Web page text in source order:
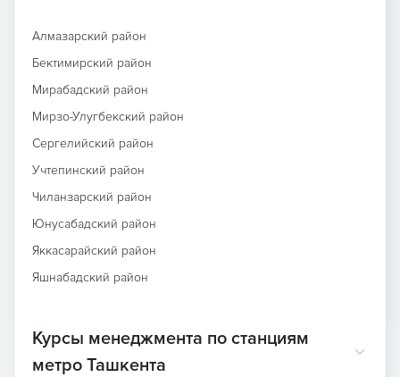
Алмазарский район
Бектимирский район
Мирабадский район
Мирзо-Улугбекский район
Сергелийский район
Учтепинский район
Чиланзарский район
Юнусабадский район
Яккасарайский район
Яшнабадский район
Курсы менеджмента по станциям
метро Ташкента